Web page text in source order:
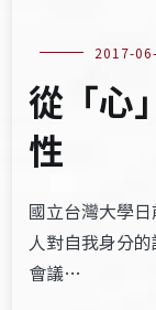
2017-
從「心
性
國立台灣大學
人對自我身分
會議…